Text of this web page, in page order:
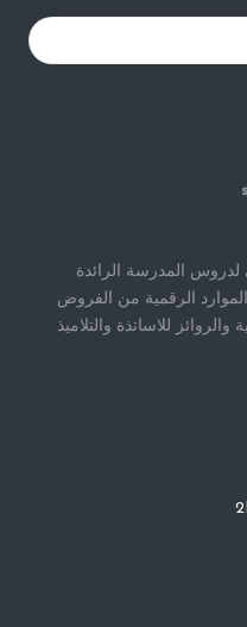
لدروس المدرسة الرائدة
الرقمية من الفروض
للاساتذة والتلاميذ